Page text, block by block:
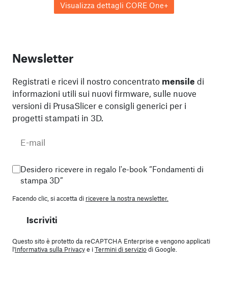
Visualizza dettagli CORE One+
Newsletter
Registrati e ricevi il nostro concentrato mensile di
informazioni utili sui nuovi firmware, sulle nuove
versioni di PrusaSlicer e consigli generici per i
progetti stampati in 3D.
Desidero ricevere in regalo l'e-book “Fondamenti di
stampa 3D”
Facendo clic, si accetta di ricevere la nostra newsletter.
Iscriviti
Questo sito è protetto da reCAPTCHA Enterprise e vengono applicati
l'Informativa sulla Privacye iTermini di serviziodi Google.